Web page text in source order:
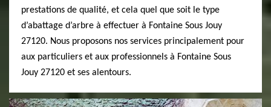
prestations de qualité, et cela quel que soit le type
d’abattage d’arbre à effectuer à Fontaine Sous Jouy
27120. Nous proposons nos services principalement pour
aux particuliers et aux professionnels à Fontaine Sous
Jouy 27120 et ses alentours.